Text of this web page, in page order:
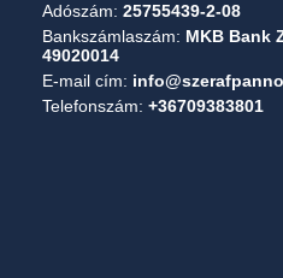
Adószám: 25755439-2-08
Bankszámlaszám: MKB Bank
49020014
E-mail cím:
Telefonszám: +36709383801